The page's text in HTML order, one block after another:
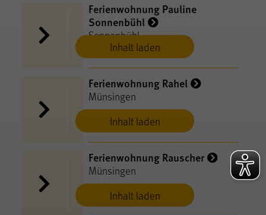
Inhalt laden
Ferienwohnung Pauline
Sonnenbühl
Sonnenbühl
Inhalt laden
Ferienwohnung Rahel
Münsingen
Inhalt laden
Ferienwohnung Rauscher
Münsingen